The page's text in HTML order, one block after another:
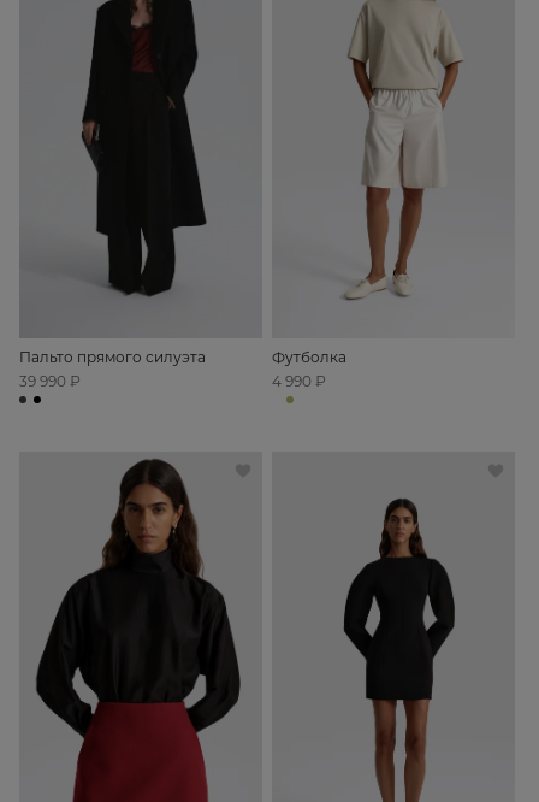
Пальто прямого силуэта
39 990 ₽
Футболка
4 990 ₽